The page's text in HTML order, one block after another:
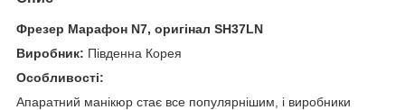
Фрезер Марафон N7, оригінал SH37LN
Виробник: Південна Корея
Особливості:
Апаратний манікюр стає все популярнішим, і виробники